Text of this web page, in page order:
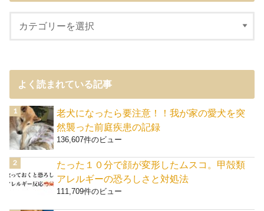
よく読まれている記事
老犬になったら要注意！！我が家の愛犬を突
然襲った前庭疾患の記録
136,607件のビュー
たった１０分で顔が変形したムスコ。甲殻類
アレルギーの恐ろしさと対処法
111,709件のビュー